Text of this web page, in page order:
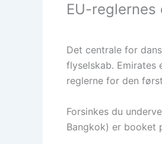
EU-
Det centrale for
flyselskab. Emirates
reglerne for den
Forsinkes du
Bangkok) er booket